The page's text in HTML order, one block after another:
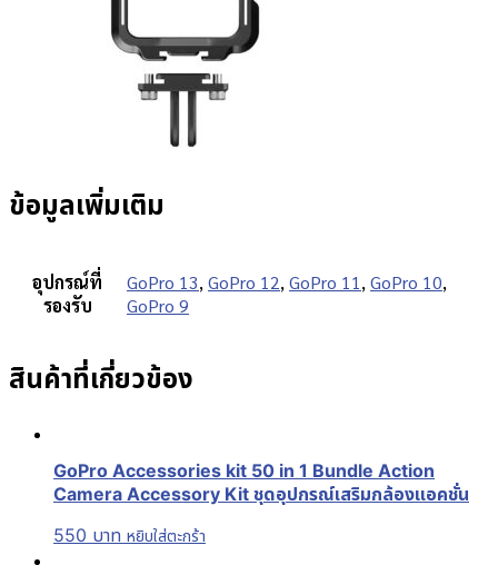
ข้อมูลเพิ่มเติม
อุปกรณ์ที่
รองรับ
GoPro 13, GoPro 12, GoPro 11 , GoPro 10,
GoPro 9
สินค้าที่เกี่ยวข้อง
GoPro Accessories kit 50 in 1 Bundle Action
Camera Accessory Kit ชุดอุปกรณ์เสริมกล้องแอคชั่น
550 บาท หยิบใส่ตะกร้า